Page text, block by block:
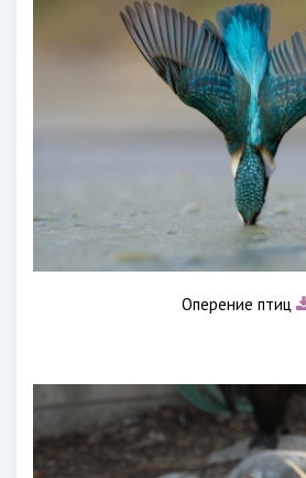
Оперение птиц